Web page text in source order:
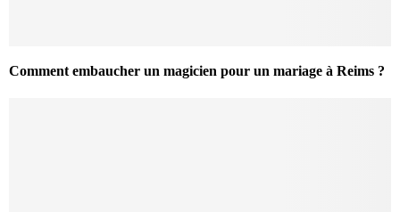
Comment embaucher un magicien pour un mariage à Reims ?